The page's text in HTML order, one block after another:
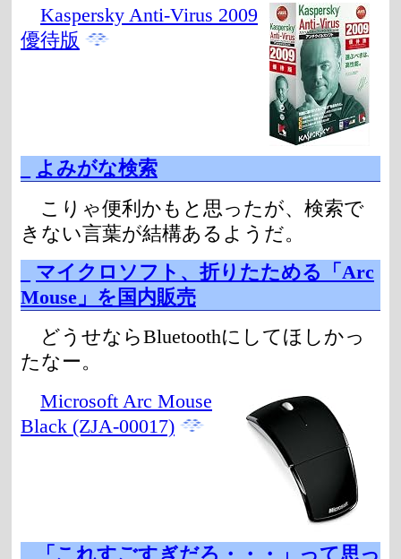
Kaspersky Anti-Virus 2009
優待版
よみがな検索
こりゃ便利かもと思ったが、検索で
きない言葉が結構あるようだ。
マイクロソフト、折りたためる「Arc
Mouse」を国内販売
どうせならBluetoothにしてほしかっ
たなー。
Microsoft Arc Mouse
Black (ZJA-00017)
「これすごすぎだろ・・・」って思っ